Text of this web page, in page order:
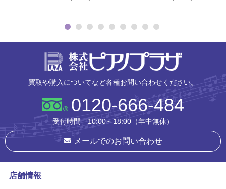
買取や購入についてなど各種お問い合わせください。
0120-666-484
受付時間 10:00～18:00（年中無休）
メールでのお問い合わせ
店舗情報